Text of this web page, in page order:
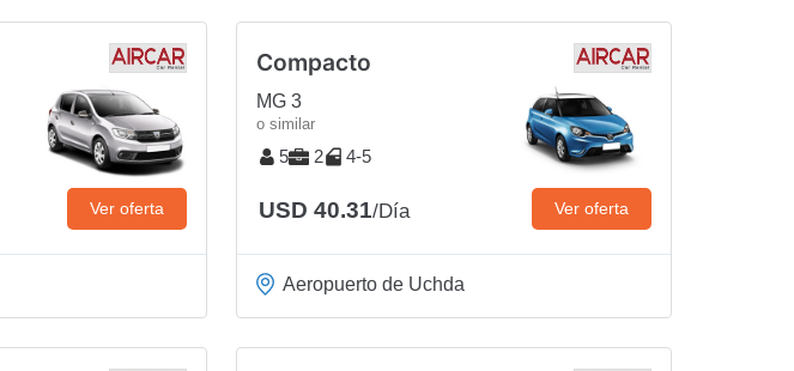
Ver oferta
Compacto
MG 3
o similar
5 2 4-5
USD 40.31/Día Ver oferta
Aeropuerto de Uchda